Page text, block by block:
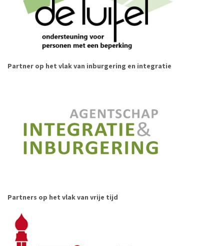
Partner op het vlak van inburgering en integratie
Partners op het vlak van vrije tijd